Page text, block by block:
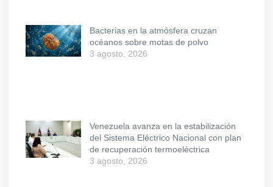
Bacterias en la atmósfera cruzan
océanos sobre motas de polvo
3 agosto, 2026
Venezuela avanza en la estabilización
del Sistema Eléctrico Nacional con plan
de recuperación termoeléctrica
3 agosto, 2026